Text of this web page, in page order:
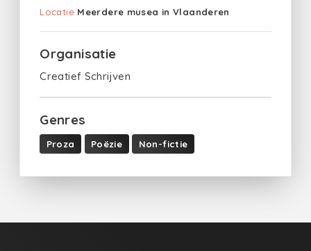
Locatie Meerdere musea in Vlaanderen
Organisatie
Creatief Schrijven
Genres
Proza Poëzie Non-fictie